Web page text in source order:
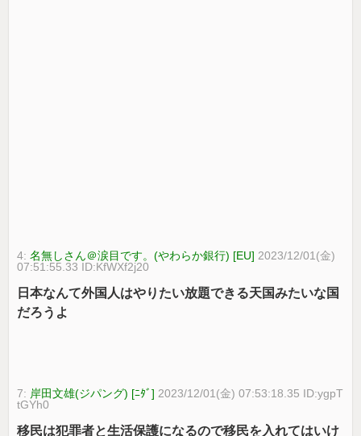
4:名無しさん＠涙目です。(やわらか銀行) [EU] 2023/12/01(金)
07:51:55.33 ID:KfWXf2j20
日本なんて外国人はやりたい放題できる天国みたいな国
だろうよ
7: 岸田文雄(ジパング) [ﾆﾀﾞ] 2023/12/01(金) 07:53:18.35 ID:ygpT
tGYh0
移民は犯罪者と生活保護になるので移民を入れてはいけ